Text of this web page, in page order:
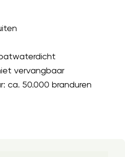
vervangbaar
ca. 50.000 branduren